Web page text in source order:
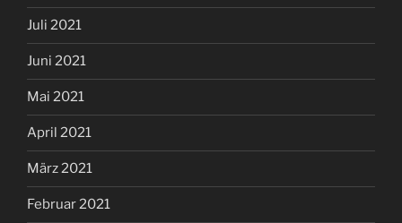
Juli 2021
Juni 2021
Mai 2021
April 2021
März 2021
Februar 2021